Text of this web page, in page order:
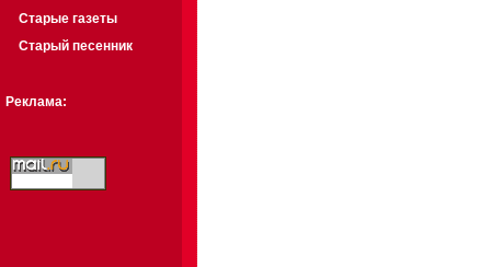
Старые газеты
Старый песенник
Реклама: